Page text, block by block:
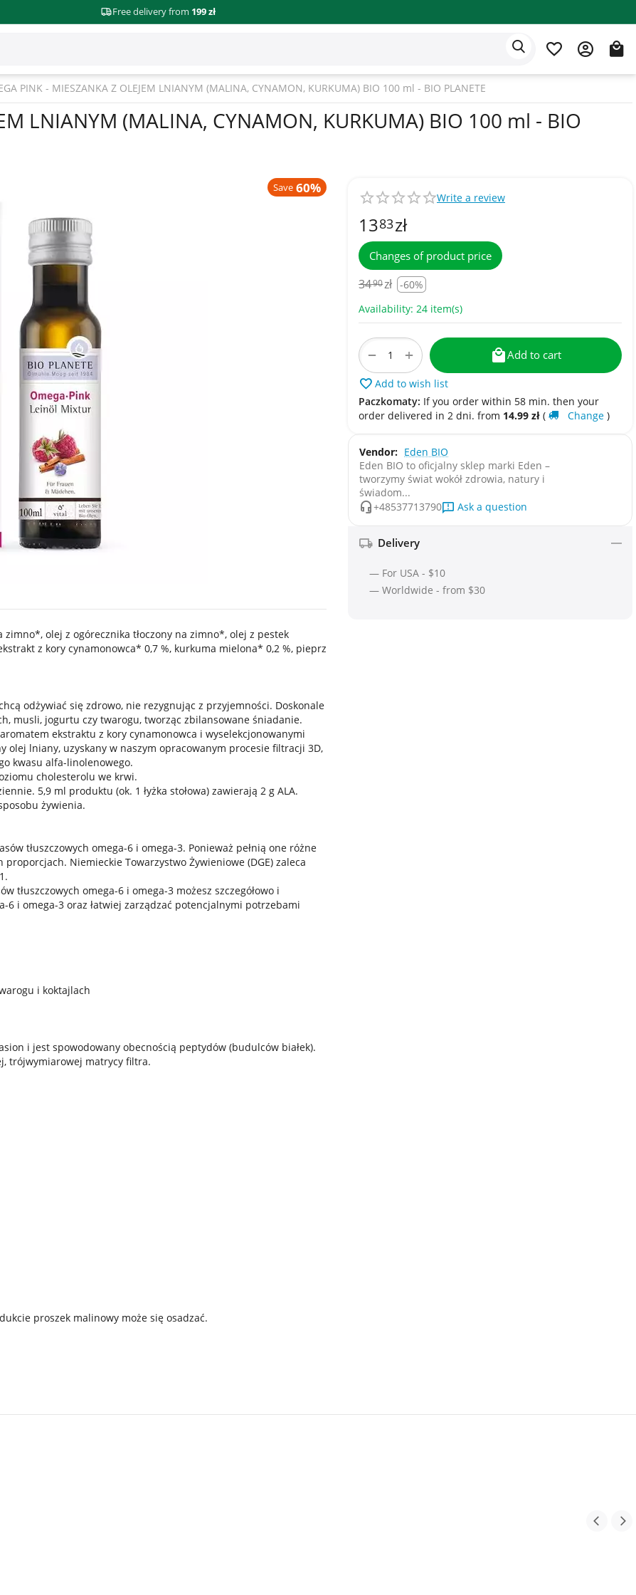
Free delivery from 199 zł
PINK - MIESZANKA Z OLEJEM LNIANYM (MALINA, CYNAMON, KURKUMA) BIO 100 ml - BIO PLANETE
LNIANYM (MALINA, CYNAMON, KURKUMA) BIO 100 ml - BIO
Write a review
1383zł
Changes of product price
3490zł -60%
Availability: 24 item(s)
+
− Add to cart
Add to wish list
Paczkomaty: If you order within 58 min. then your
order delivered in 2 dni. from 14.99 zł ( Change )
Vendor: Eden BIO
Eden BIO to oficjalny sklep marki Eden –
tworzymy świat wokół zdrowia, natury i
świadom...
+48537713790
Ask a question
Delivery
— For USA - $10
— Worldwide - from $30
zimno*, olej z ogórecznika tłoczony na zimno*, olej z pestek
z kory cynamonowca* 0,7 %, kurkuma mielona* 0,2 %, pieprz
odżywiać się zdrowo, nie rezygnując z przyjemności. Doskonale
musli, jogurtu czy twarogu, tworząc zbilansowane śniadanie.
ekstraktu z kory cynamonowca i wyselekcjonowanymi
olej lniany, uzyskany w naszym opracowanym procesie filtracji 3D,
kwasu alfa-linolenowego.
cholesterolu we krwi.
5,9 ml produktu (ok. 1 łyżka stołowa) zawierają 2 g ALA.
żywienia.
tłuszczowych omega-6 i omega-3. Ponieważ pełnią one różne
Niemieckie Towarzystwo Żywieniowe (DGE) zaleca
omega-6 i omega-3 możesz szczegółowo i
6 i omega-3 oraz łatwiej zarządzać potencjalnymi potrzebami
i koktajlach
i jest spowodowany obecnością peptydów (budulców białek).
trójwymiarowej matrycy filtra.
proszek malinowy może się osadzać.